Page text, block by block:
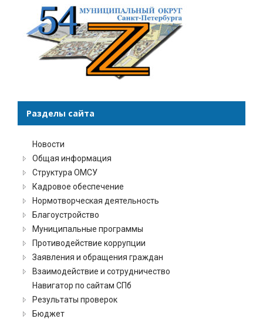
Разделы сайта
Новости
Общая информация
Структура ОМСУ
Кадровое обеспечение
Нормотворческая деятельность
Благоустройство
Муниципальные программы
Противодействие коррупции
Заявления и обращения граждан
Взаимодействие и сотрудничество
Навигатор по сайтам СПб
Результаты проверок
Бюджет